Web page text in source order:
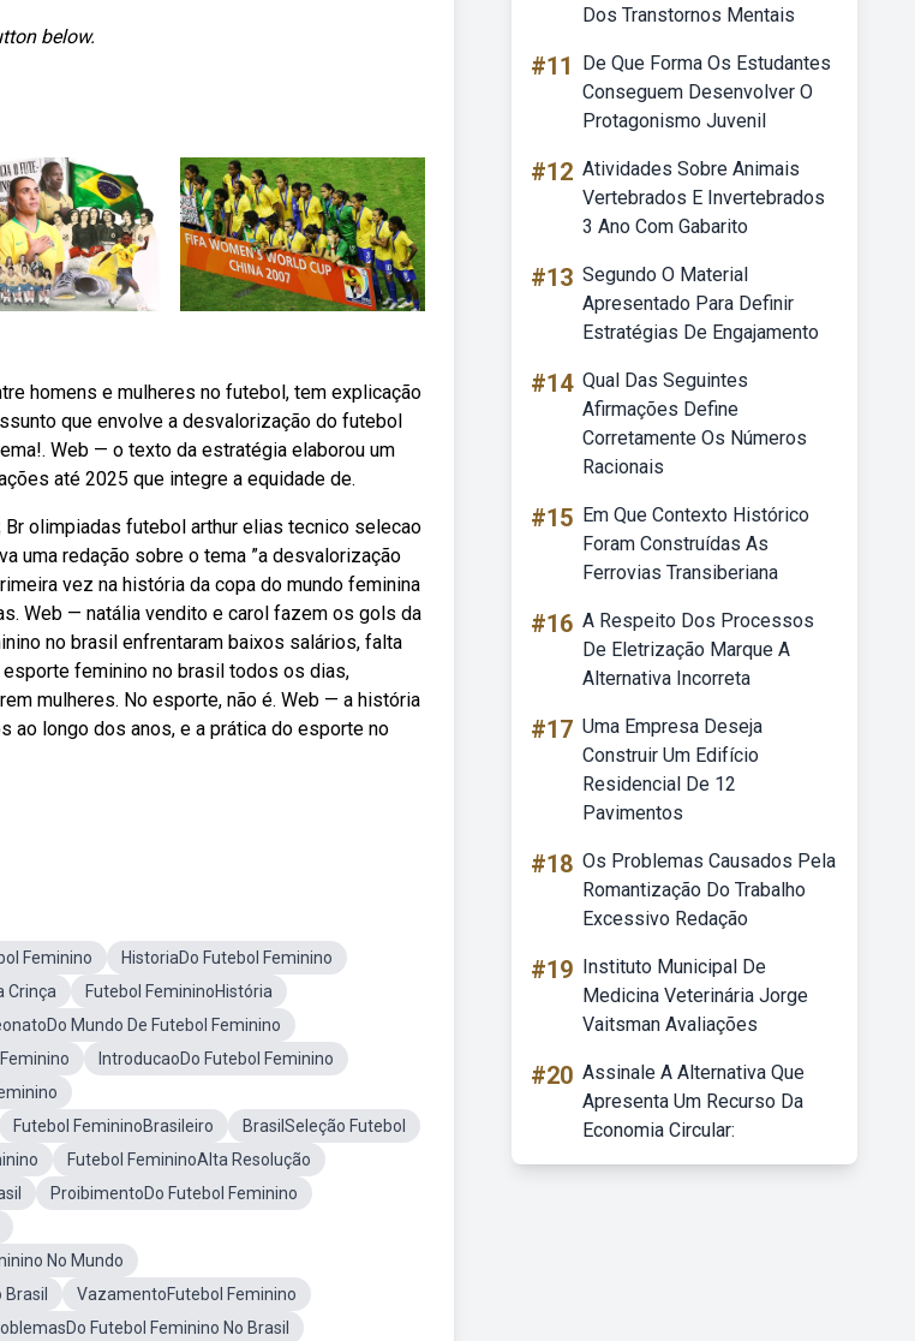
below.
homens e mulheres no futebol, tem explicação
que envolve a desvalorização do futebol
Web — o texto da estratégia elaborou um
até 2025 que integre a equidade de.
olimpiadas futebol arthur elias tecnico selecao
uma redação sobre o tema ”a desvalorização
vez na história da copa do mundo feminina
Web — natália vendito e carol fazem os gols da
no brasil enfrentaram baixos salários, falta
feminino no brasil todos os dias,
mulheres. No esporte, não é. Web — a história
longo dos anos, e a prática do esporte no
Feminino
HistoriaDo Futebol Feminino
Crinça
Futebol FemininoHistória
Mundo De Futebol Feminino
IntroducaoDo Futebol Feminino
Futebol FemininoBrasileiro
BrasilSeleção Futebol
Futebol FemininoAlta Resolução
ProibimentoDo Futebol Feminino
No Mundo
VazamentoFutebol Feminino
Futebol Feminino No Brasil
Dos Transtornos Mentais
#11
De Que Forma Os Estudantes
Conseguem Desenvolver O
Protagonismo Juvenil
#12 Atividades Sobre Animais
Vertebrados E Invertebrados
3 Ano Com Gabarito
#13 Segundo O Material
Apresentado Para Definir
Estratégias De Engajamento
#14 Qual Das Seguintes
Afirmações Define
Corretamente Os Números
Racionais
#15 Em Que Contexto Histórico
Foram Construídas As
Ferrovias Transiberiana
#16 A Respeito Dos Processos
De Eletrização Marque A
Alternativa Incorreta
#17 Uma Empresa Deseja
Construir Um Edifício
Residencial De 12
Pavimentos
#18 Os Problemas Causados Pela
Romantização Do Trabalho
Excessivo Redação
#19 Instituto Municipal De
Medicina Veterinária Jorge
Vaitsman Avaliações
#20 Assinale A Alternativa Que
Apresenta Um Recurso Da
Economia Circular: